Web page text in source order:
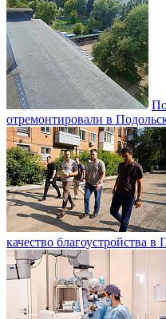
отремонтировали в
качество благоустройства в